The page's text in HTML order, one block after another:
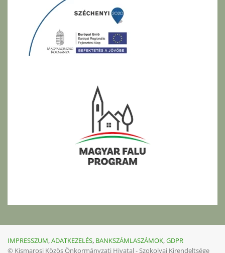
IMPRESSZUM,ADATKEZELÉS, BANKSZÁMLASZÁMOK,GDPR
© Kismarosi Közös Önkormányzati Hivatal - Szokolyai Kirendeltsége